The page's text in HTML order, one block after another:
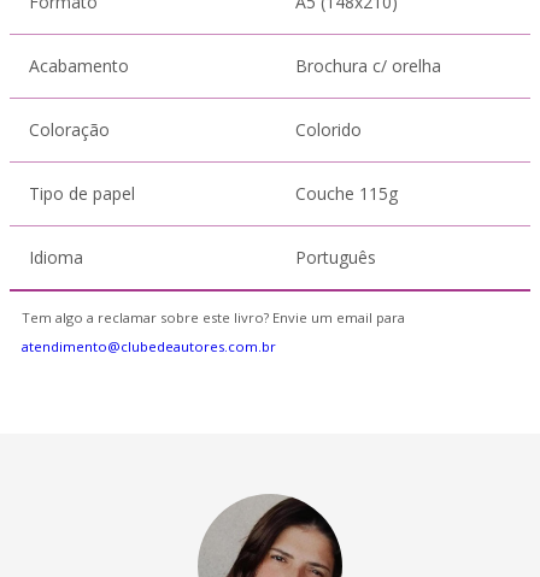
Acabamento Brochura c/ orelha
Coloração Colorido
Tipo de papel Couche 115g
Idioma Português
Tem algo a reclamar sobre este livro? Envie um email para
atendimento@clubedeautores.com.br